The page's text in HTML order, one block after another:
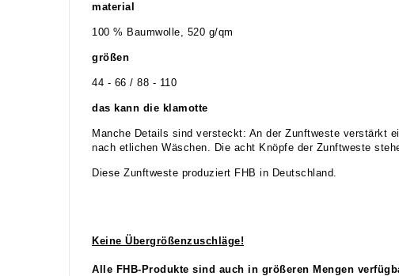
material
100 % Baumwolle, 520 g/qm
größen
44 - 66 / 88 - 110
das kann die klamotte
Manche Details sind versteckt: An der Zunftweste verstärkt
nach etlichen Wäschen. Die acht Knöpfe der Zunftweste
Diese Zunftweste produziert FHB in Deutschland.
Keine Übergrößenzuschläge!
Alle FHB-Produkte sind auch in größeren Mengen